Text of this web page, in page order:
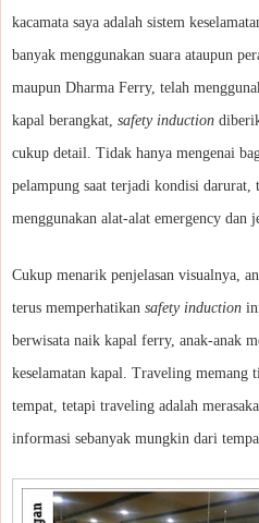
kacamata saya adalah sistem
banyak menggunakan suara ataupun
maupun Dharma Ferry, telah
kapal berangkat, safety induction
cukup detail. Tidak hanya mengenai
pelampung saat terjadi kondisi darurat,
menggunakan alat-alat emergency dan
Cukup menarik penjelasan visualnya,
terus memperhatikan safety induction
berwisata naik kapal ferry, anak-anak
keselamatan kapal. Traveling memang
tempat, tetapi traveling adalah
informasi sebanyak mungkin dari